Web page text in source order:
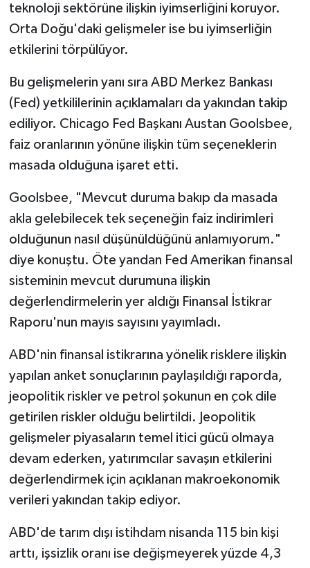
teknoloji sektörüne ilişkin iyimserliğini koruyor.
Orta Doğu'daki gelişmeler ise bu iyimserliğin
etkilerini törpülüyor.
Bu gelişmelerin yanı sıra ABD Merkez Bankası
(Fed) yetkililerinin açıklamaları da yakından takip
ediliyor. Chicago Fed Başkanı Austan Goolsbee,
faiz oranlarının yönüne ilişkin tüm seçeneklerin
masada olduğuna işaret etti.
Goolsbee, "Mevcut duruma bakıp da masada
akla gelebilecek tek seçeneğin faiz indirimleri
olduğunun nasıl düşünüldüğünü anlamıyorum."
diye konuştu. Öte yandan Fed Amerikan finansal
sisteminin mevcut durumuna ilişkin
değerlendirmelerin yer aldığı Finansal İstikrar
Raporu'nun mayıs sayısını yayımladı.
ABD'nin finansal istikrarına yönelik risklere ilişkin
yapılan anket sonuçlarının paylaşıldığı raporda,
jeopolitik riskler ve petrol şokunun en çok dile
getirilen riskler olduğu belirtildi. Jeopolitik
gelişmeler piyasaların temel itici gücü olmaya
devam ederken, yatırımcılar savaşın etkilerini
değerlendirmek için açıklanan makroekonomik
verileri yakından takip ediyor.
ABD'de tarım dışı istihdam nisanda 115 bin kişi
arttı, işsizlik oranı ise değişmeyerek yüzde 4,3